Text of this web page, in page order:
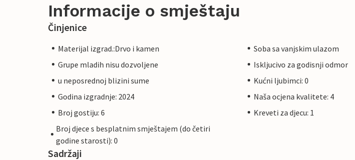
Informacije o smještaju
Činjenice
Materijal izgrad.:Drvo i kamen
Soba sa vanjskim ulazom
Grupe mladih nisu dozvoljene
Iskljucivo za godisnji odmor
u neposrednoj blizini sume
Kućni ljubimci: 0
Godina izgradnje: 2024
Naša ocjena kvalitete: 4
Broj gostiju: 6
Kreveti za djecu: 1
Broj djece s besplatnim smještajem (do četiri
godine starosti): 0
Sadržaji